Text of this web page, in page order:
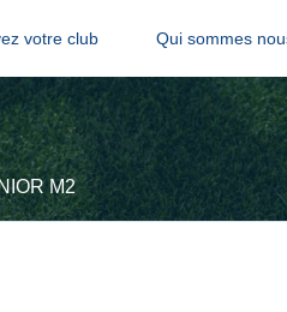
votre club Qui sommes
M2